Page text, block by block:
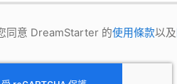
同意 DreamStarter 的使用條款以及